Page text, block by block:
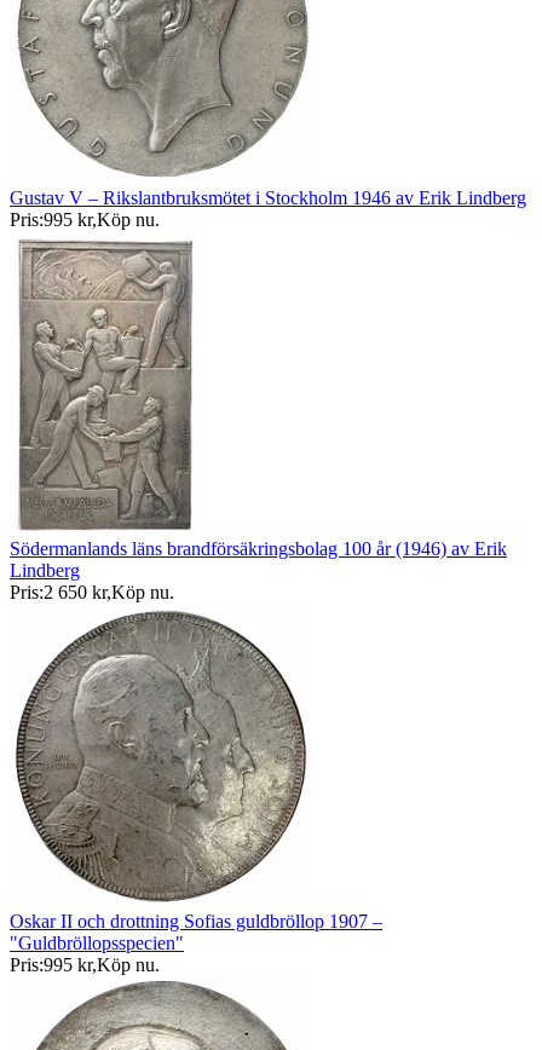
Gustav V – Rikslantbruksmötet i Stockholm 1946 av Erik Lindberg
Pris:995 kr,Köp nu.
Södermanlands läns brandförsäkringsbolag 100 år (1946) av Erik
Lindberg
Pris:2 650 kr,Köp nu.
Oskar II och drottning Sofias guldbröllop 1907 –
"Guldbröllopsspecien"
Pris:995 kr,Köp nu.